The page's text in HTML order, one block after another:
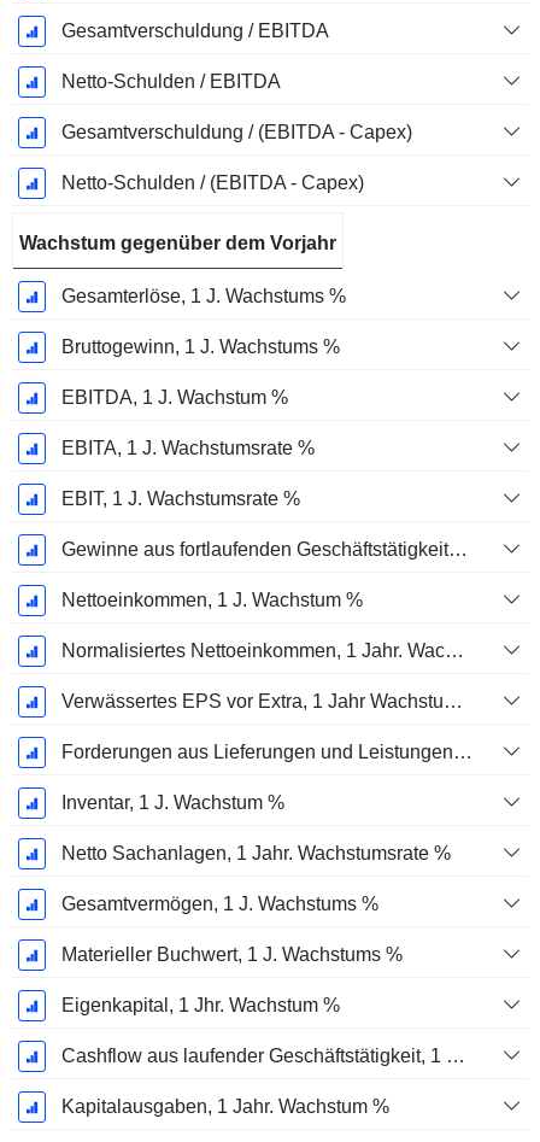
Gesamtverschuldung / EBITDA
Netto-Schulden / EBITDA
Gesamtverschuldung / (EBITDA - Capex)
Netto-Schulden / (EBITDA - Capex)
Wachstum gegenüber dem Vorjahr
Gesamterlöse, 1 J. Wachstums %
Bruttogewinn, 1 J. Wachstums %
EBITDA, 1 J. Wachstum %
EBITA, 1 J. Wachstumsrate %
EBIT, 1 J. Wachstumsrate %
Gewinne aus fortlaufenden Geschäftstätigkeiten, 1 Jahr Wachstumsrate %
Nettoeinkommen, 1 J. Wachstum %
Normalisiertes Nettoeinkommen, 1 Jahr. Wachstums %
Verwässertes EPS vor Extra, 1 Jahr Wachstumsrate %
Forderungen aus Lieferungen und Leistungen, 1 Jahr Wachstum %
Inventar, 1 J. Wachstum %
Netto Sachanlagen, 1 Jahr. Wachstumsrate %
Gesamtvermögen, 1 J. Wachstums %
Materieller Buchwert, 1 J. Wachstums %
Eigenkapital, 1 Jhr. Wachstum %
Cashflow aus laufender Geschäftstätigkeit, 1 Jähriges Wachstum in %
Kapitalausgaben, 1 Jahr. Wachstum %